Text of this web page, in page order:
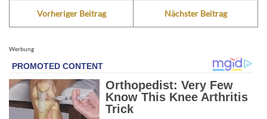
Vorheriger Beitrag Nächster Beitrag
Werbung